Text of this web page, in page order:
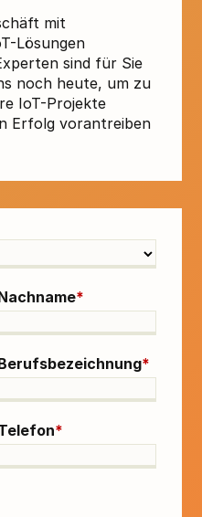
mit
Lösungen
sind für Sie
noch heute, um zu
IoT-Projekte
Erfolg vorantreiben
*
*
*